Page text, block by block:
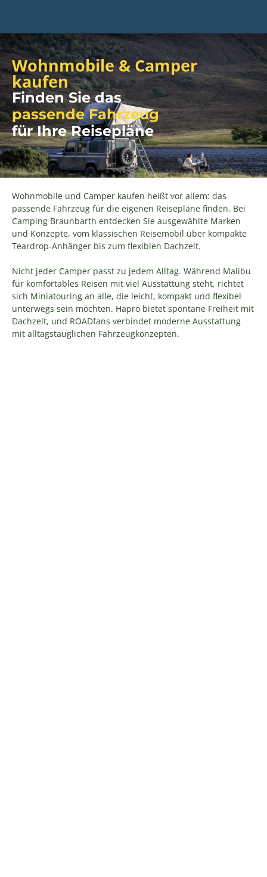
Wohnmobile & Camper
kaufen
Finden Sie das
passende Fahrzeug
für Ihre Reisepläne
Wohnmobile und Camper kaufen heißt vor allem: das
passende Fahrzeug für die eigenen Reisepläne finden. Bei
Camping Braunbarth entdecken Sie ausgewählte Marken
und Konzepte, vom klassischen Reisemobil über kompakte
Teardrop-Anhänger bis zum flexiblen Dachzelt.
Nicht jeder Camper passt zu jedem Alltag. Während Malibu
für komfortables Reisen mit viel Ausstattung steht, richtet
sich Miniatouring an alle, die leicht, kompakt und flexibel
unterwegs sein möchten. Hapro bietet spontane Freiheit mit
Dachzelt, und ROADfans verbindet moderne Ausstattung
mit alltagstauglichen Fahrzeugkonzepten.